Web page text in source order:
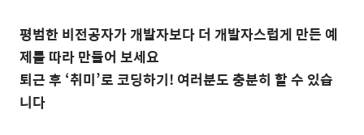
평범한 비전공자가 개발자보다 더 개발자스럽게 만든 예
제를 따라 만들어 보세요
퇴근 후 ‘취미’로 코딩하기! 여러분도 충분히 할 수 있습
니다